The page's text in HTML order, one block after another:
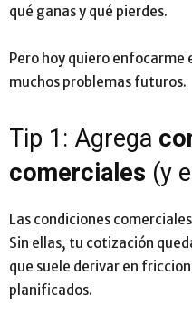
qué ganas y qué pierdes.
Pero hoy quiero enfocarme
muchos problemas futuros.
Tip 1: Agrega
comerciales (y
Las condiciones
Sin ellas, tu cotización
que suele derivar en
planificados.